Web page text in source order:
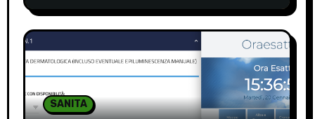
SANITA